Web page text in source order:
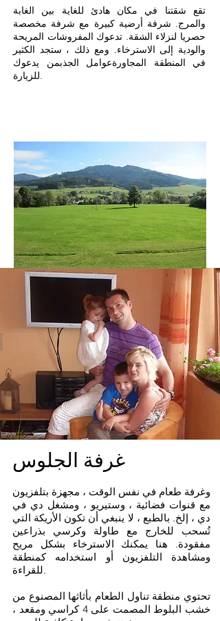
غرفة الجلوس
وغرفة طعام في نفس الوقت ، مجهزة بتلفزيون
مع قنوات فضائية ، وستيريو ، ومشغل دي في
دي ، إلخ. بالطبع ، لا ينبغي أن تكون الأريكة التي
تُسحب للخارج مع طاولة وكرسي بذراعين
مفقودة. هنا يمكنك الاسترخاء بشكل مريح
ومشاهدة التلفزيون أو استخدامه كمنطقة
للقراءة.
تحتوي منطقة تناول الطعام بأثاثها المصنوع من
خشب البلوط المصمت على 4 كراسي ومقعد ،
تقع شقتنا في مكان هادئ للغاية بين الغابة
والمرج. شرفة أرضية كبيرة مع شرفة مخصصة
حصريا لنزلاء الشقة. تدعوك المفروشات المريحة
والودية إلى الاسترخاء. ومع ذلك ، ستجد الكثير
في المنطقة المجاورةعوامل الجذبمن يدعوك
للزيارة.